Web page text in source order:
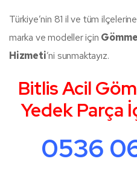
Türkiye’nin 81 il ve tüm
marka ve modeller için
Hizmeti’ni sunmaktayız.
Bitlis Acil
Yedek Parça
0536